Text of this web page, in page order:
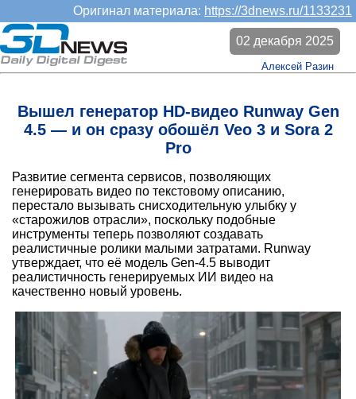
Оригинал материала: https://3dnews.ru/1133231
Вышел генератор HD-видео Runway Gen
4.5 — и он сразу обошёл Veo 3 и Sora 2
Pro
02 декабря 2025
Алексей Разин
Развитие сегмента сервисов, позволяющих
генерировать видео по текстовому описанию,
перестало вызывать снисходительную улыбку у
«старожилов отрасли», поскольку подобные
инструменты теперь позволяют создавать
реалистичные ролики малыми затратами. Runway
утверждает, что её модель Gen-4.5 выводит
реалистичность генерируемых ИИ видео на
качественно новый уровень.